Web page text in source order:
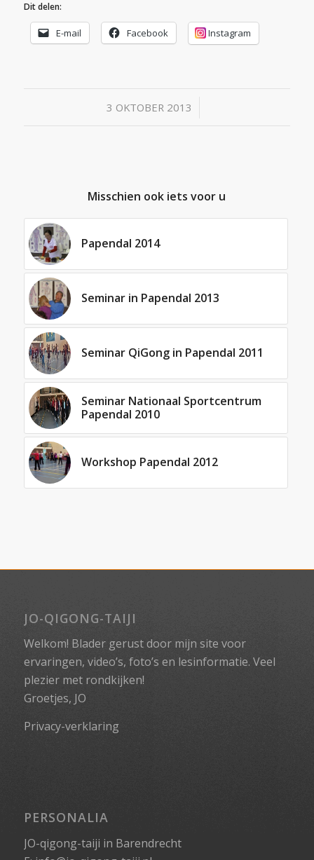
Dit delen:
E-mail Facebook Instagram
3 OKTOBER 2013
/
Misschien ook iets voor u
Papendal 2014
Seminar in Papendal 2013
Seminar QiGong in Papendal 2011
Seminar Nationaal Sportcentrum
Papendal 2010
Workshop Papendal 2012
JO-QIGONG-TAIJI
Welkom! Blader gerust door mijn site voor
ervaringen, video’s, foto’s en lesinformatie. Veel
plezier met rondkijken!
Groetjes, JO
Privacy-verklaring
PERSONALIA
JO-qigong-taiji in Barendrecht